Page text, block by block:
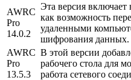
AWRC
Pro
14.0.2
Эта версия
как возможность
удаленными
шифрования данных.
AWRC
Pro
13.5.3
В этой версии
рабочего стола для
работа сетевого